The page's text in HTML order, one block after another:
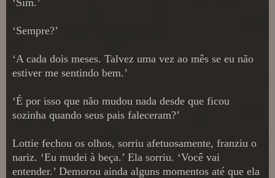
‘Sempre?’
‘A cada dois meses. Talvez uma vez ao mês se eu não
estiver me sentindo bem.’
‘É por isso que não mudou nada desde que ficou
sozinha quando seus pais faleceram?’
Lottie fechou os olhos, sorriu afetuosamente, franziu o
nariz. ‘Eu mudei à beça.’ Ela sorriu. ‘Você vai
entender.’ Demorou ainda alguns momentos até que ela